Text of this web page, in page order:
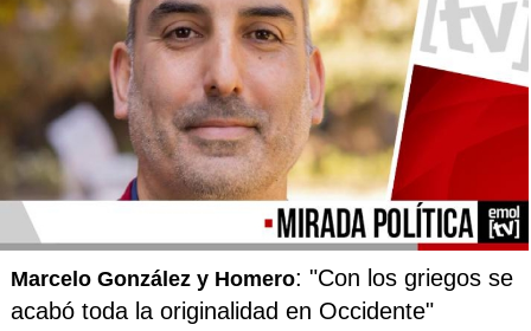
Marcelo González y Homero: "Con los griegos se
acabó toda la originalidad en Occidente"